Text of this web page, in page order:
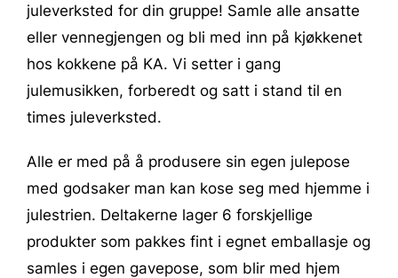
juleverksted for din gruppe! Samle alle ansatte
eller vennegjengen og bli med inn på kjøkkenet
hos kokkene på KA. Vi setter i gang
julemusikken, forberedt og satt i stand til en
times juleverksted.
Alle er med på å produsere sin egen julepose
med godsaker man kan kose seg med hjemme i
julestrien. Deltakerne lager 6 forskjellige
produkter som pakkes fint i egnet emballasje og
samles i egen gavepose, som blir med hjem